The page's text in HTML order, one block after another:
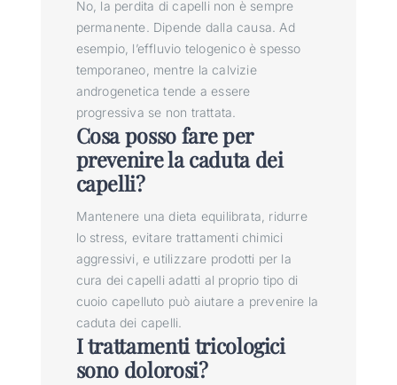
No, la perdita di capelli non è sempre
permanente. Dipende dalla causa. Ad
esempio, l’effluvio telogenico è spesso
temporaneo, mentre la calvizie
androgenetica tende a essere
progressiva se non trattata.
Cosa posso fare per
prevenire la caduta dei
capelli?
Mantenere una dieta equilibrata, ridurre
lo stress, evitare trattamenti chimici
aggressivi, e utilizzare prodotti per la
cura dei capelli adatti al proprio tipo di
cuoio capelluto può aiutare a prevenire la
caduta dei capelli.
I trattamenti tricologici
sono dolorosi?